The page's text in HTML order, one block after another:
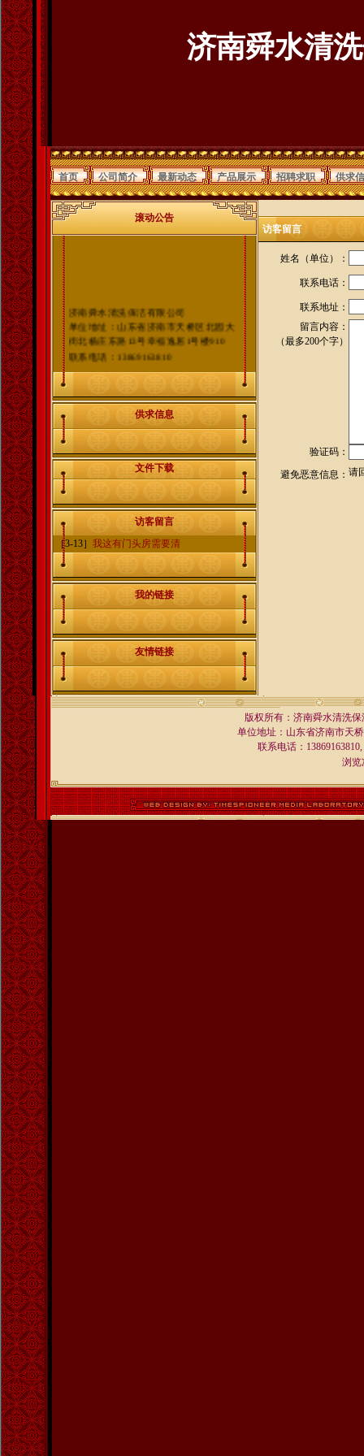
济南舜水清
首页 公司简介 最新动态 产品展示 招聘求职 供求
滚动公告
济南舜水清洗保洁有限公司
单位地址：山东省济南市天桥区北园大
街北杨庄东路13号幸福逸居1号楼910
联系电话：13869163810
供求信息
文件下载
访客留言
［3-13］ 我这有门头房需要清
我的链接
友情链接
访客留言
姓名（单位）：
联系电话：
联系地址：
留言内容：
（最多200个字）
验证码：
避免恶意信息： 请
版权所有：济南舜水清洗
单位地址：山东省济南市天
联系电话：
浏